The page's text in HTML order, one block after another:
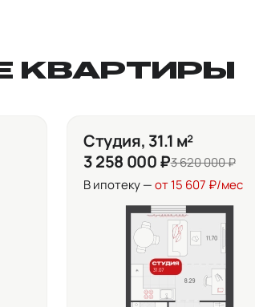
КВАРТИРЫ
Студия, 31.1 м²
3 258 000 ₽3 620 000 ₽
В ипотеку —от 15 607 ₽/мес